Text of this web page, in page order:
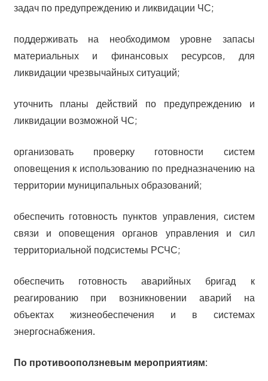
задач по предупреждению и ликвидации ЧС;
поддерживать на необходимом уровне запасы
материальных и финансовых ресурсов, для
ликвидации чрезвычайных ситуаций;
уточнить планы действий по предупреждению и
ликвидации возможной ЧС;
организовать проверку готовности систем
оповещения к использованию по предназначению на
территории муниципальных образований;
обеспечить готовность пунктов управления, систем
связи и оповещения органов управления и сил
территориальной подсистемы РСЧС;
обеспечить готовность аварийных бригад к
реагированию при возникновении аварий на
объектах жизнеобеспечения и в системах
энергоснабжения.
По противооползневым мероприятиям: